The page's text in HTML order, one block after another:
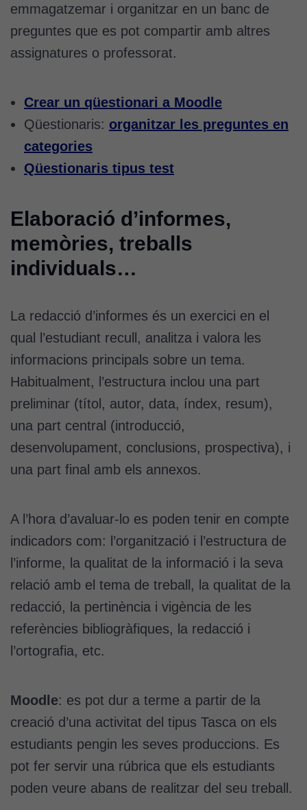
emmagatzemar i organitzar en un banc de
preguntes que es pot compartir amb altres
assignatures o professorat.
Crear un qüestionari a Moodle
Qüestionaris: organitzar les preguntes en
categories
Qüestionaris tipus test
Elaboració d’informes,
memòries, treballs
individuals…
La redacció d’informes és un exercici en el
qual l’estudiant recull, analitza i valora les
informacions principals sobre un tema.
Habitualment, l’estructura inclou una part
preliminar (títol, autor, data, índex, resum),
una part central (introducció,
desenvolupament, conclusions, prospectiva), i
una part final amb els annexos.
A l’hora d’avaluar-lo es poden tenir en compte
indicadors com: l’organització i l’estructura de
l’informe, la qualitat de la informació i la seva
relació amb el tema de treball, la qualitat de la
redacció, la pertinència i vigència de les
referències bibliogràfiques, la redacció i
l’ortografia, etc.
Moodle: es pot dur a terme a partir de la
creació d’una activitat del tipus Tasca on els
estudiants pengin les seves produccions. Es
pot fer servir una rúbrica que els estudiants
poden veure abans de realitzar del seu treball.